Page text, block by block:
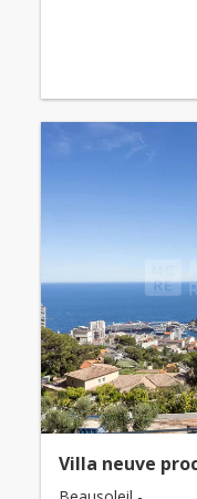
Villa neuve